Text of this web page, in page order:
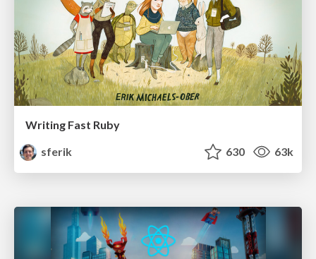
Writing Fast Ruby
sferik
630 63k